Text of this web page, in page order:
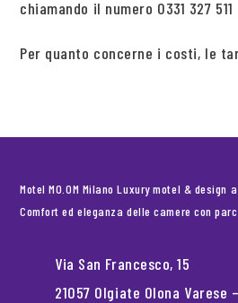
chiamando il numero 0331 327
Per quanto concerne i costi, le
Motel MO.OM Milano Luxury motel & design
Comfort ed eleganza delle camere con
Via San Francesco, 15
21057 Olgiate Olona Varese